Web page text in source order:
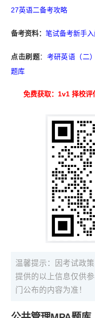
27英语二备考攻略
备考资料：笔试备考新手
点击刷题： 考研英语（二
题库
免费获取：1v1 择校评
温馨提示：因考试政
提供的以上信息仅供
门公布的内容为准！